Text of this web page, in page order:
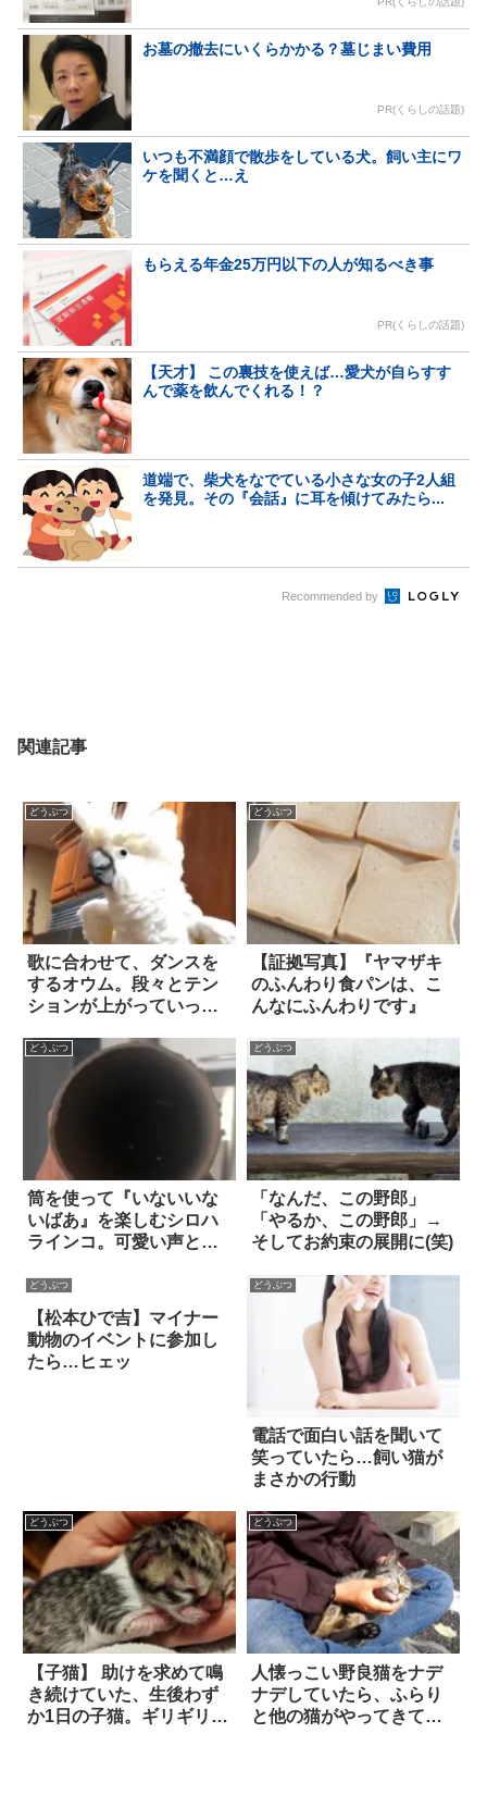
お墓の撤去にいくらかかる？墓じまい費用
PR(くらしの話題)
いつも不満顔で散歩をしている犬。飼い主にワ
ケを聞くと…え
もらえる年金25万円以下の人が知るべき事
PR(くらしの話題)
【天才】 この裏技を使えば…愛犬が自らすす
んで薬を飲んでくれる！？
道端で、柴犬をなでている小さな女の子2人組
を発見。その『会話』に耳を傾けてみたら...
Recommended by
関連記事
どうぶつ
歌に合わせて、ダンスを
するオウム。段々とテン
ションが上がっていっ
どうぶつ
【証拠写真】『ヤマザキ
のふんわり食パンは、こ
んなにふんわりです』
どうぶつ
筒を使って『いないいな
いばあ』を楽しむシロハ
ラインコ。可愛い声とシ
リ！
どうぶつ
「なんだ、この野郎」
「やるか、この野郎」→
そしてお約束の展開に(笑)
どうぶつ
【松本ひで吉】マイナー
動物のイベントに参加し
たら…ヒェッ
どうぶつ
電話で面白い話を聞いて
笑っていたら…飼い猫が
まさかの行動
どうぶつ
【子猫】 助けを求めて鳴
き続けていた、生後わず
か1日の子猫。ギリギリの
どうぶつ
人懐っこい野良猫をナデ
ナデしていたら、ふらり
と他の猫がやってきて…